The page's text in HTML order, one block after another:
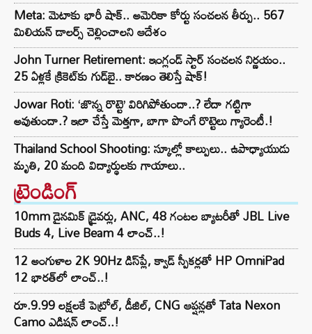
Meta: మెటాకు భారీ షాక్.. అమెరికా కోర్టు సంచలన తీర్పు.. 567
మిలియన్ డాలర్స్ చెల్లించాలని ఆదేశం
John Turner Retirement: ఇంగ్లండ్ స్టార్ సంచలన నిర్ణయం..
25 ఏళ్లకే క్రికెట్‌కు గుడ్‌బై.. కారణం తెలిస్తే షాక్!
Jowar Roti: ‘జొన్న రొట్టె’ విరిగిపోతుందా..? లేదా గట్టిగా
అవుతుందా.? ఇలా చేస్తే మెత్తగా, బాగా పొంగే రొట్టెలు గ్యారెంటీ.!
Thailand School Shooting: స్కూల్లో కాల్పులు.. ఉపాధ్యాయుడు
మృతి, 20 మంది విద్యార్థులకు గాయాలు..
ట్రెండింగ్‌
10mm డైనమిక్ డ్రైవర్లు, ANC, 48 గంటల బ్యాటరీతో JBL Live
Buds 4, Live Beam 4 లాంచ్..!
12 అంగుళాల 2K 90Hz డిస్‌ప్లే, క్వాడ్ స్పీకర్లతో HP OmniPad
12 భారత్‌లో లాంచ్..!
రూ.9.99 లక్షలకే పెట్రోల్, డీజిల్, CNG ఆప్షన్లతో Tata Nexon
Camo ఎడిషన్ లాంచ్..!